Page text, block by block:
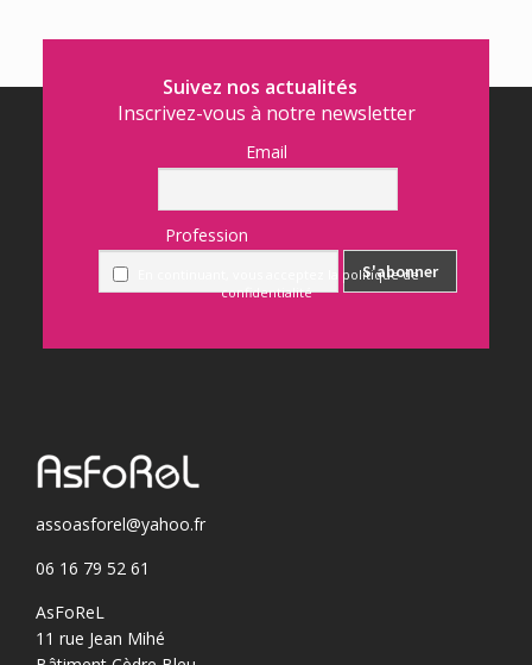
Suivez nos actualités
Inscrivez-vous à notre newsletter
Email
Profession
En continuant, vous acceptez la politique de
confidentialité
assoasforel@yahoo.fr
06 16 79 52 61
AsFoReL
11 rue Jean Mihé